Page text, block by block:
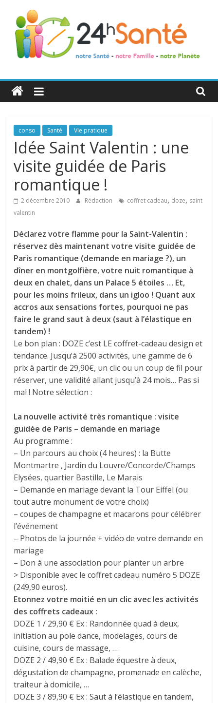
24h
Santé
La
santé
toute
famille
conso Santé Vie pratique
Idée Saint Valentin : une
visite guidée de Paris
romantique !
2 décembre 2010 Rédaction coffret cadeau, doze, saint
valentin
Déclarez votre flamme pour la Saint-Valentin :
réservez dès maintenant votre visite guidée de
Paris romantique (demande en mariage ?), un
dîner en montgolfière, votre nuit romantique à
deux en chalet, dans un Palace 5 étoiles … Et,
pour les moins frileux, dans un igloo ! Quant aux
accros aux sensations fortes, pourquoi ne pas
faire le grand saut à deux (saut à l’élastique en
tandem) !
Le bon plan : DOZE c’est LE coffret-cadeau design et
tendance. Jusqu’à 2500 activités, une gamme de 6
prix à partir de 29,90€, un clic ou un coup de fil pour
réserver, une validité allant jusqu’à 24 mois… Pas si
mal ! Notre sélection :
La nouvelle activité très romantique : visite
guidée de Paris – demande en mariage
Au programme :
– Un parcours au choix (4 heures) : la Butte
Montmartre , Jardin du Louvre/Concorde/Champs
Elysées, quartier Bastille, Le Marais
– Demande en mariage devant la Tour Eiffel (ou
tout autre monument de votre choix)
– coupes de champagne et macarons pour célébrer
l’événement
– Photos de la journée + vidéo de votre demande en
mariage
– Don à une association pour planter un arbre
> Disponible avec le coffret cadeau numéro 5 DOZE
(249,90 euros).
Etonnez votre moitié en un clic avec les activités
des coffrets cadeaux :
DOZE 1 / 29,90 € Ex : Randonnée quad à deux,
initiation au pole dance, modelages, cours de
cuisine, cours de massage, …
DOZE 2 / 49,90 € Ex : Balade équestre à deux,
dégustation de champagne, promenade en calèche,
traiteur à domicile, …
DOZE 3 / 89,90 € Ex : Saut à l’élastique en tandem,